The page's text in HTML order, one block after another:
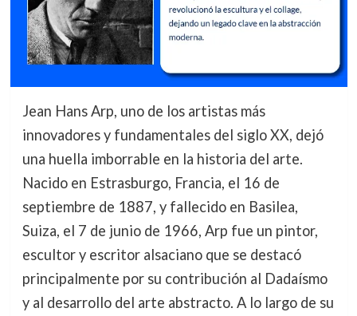
Jean Hans Arp, uno de los artistas más
innovadores y fundamentales del siglo XX, dejó
una huella imborrable en la historia del arte.
Nacido en Estrasburgo, Francia, el 16 de
septiembre de 1887, y fallecido en Basilea,
Suiza, el 7 de junio de 1966, Arp fue un pintor,
escultor y escritor alsaciano que se destacó
principalmente por su contribución al Dadaísmo
y al desarrollo del arte abstracto. A lo largo de su